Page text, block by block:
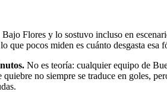
Flores y lo sostuvo incluso en
que pocos miden es cuánto desgasta
No es teoría: cualquier equipo de
no siempre se traduce en goles,